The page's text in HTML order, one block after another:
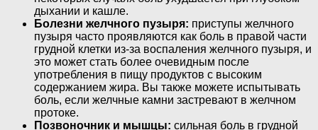
дыхании и кашле.
Болезни желчного пузыря: приступы желчного
пузыря часто проявляются как боль в правой части
грудной клетки из-за воспаления желчного пузыря, и
это может стать более очевидным после
употребления в пищу продуктов с высоким
содержанием жира. Вы также можете испытывать
боль, если желчные камни застревают в желчном
протоке.
Позвоночник и мышцы: сильная боль в грудной